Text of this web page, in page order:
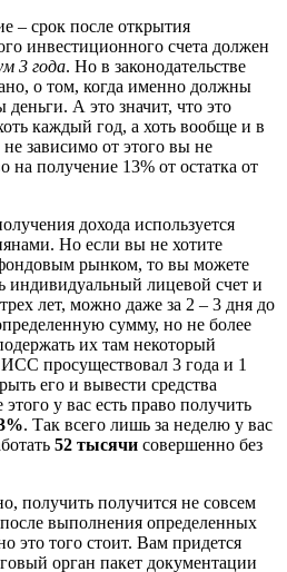
– срок после открытия
инвестиционного счета должен
3 года. Но в законодательстве
о том, когда именно должны
деньги. А это значит, что это
каждый год, а хоть вообще и в
зависимо от этого вы не
на получение 13% от остатка от
дохода используется
Но если вы не хотите
фондовым рынком, то вы можете
индивидуальный лицевой счет и
лет, можно даже за 2 – 3 дня до
сумму, но не более
их там некоторый
просуществовал 3 года и 1
его и вывести средства
у вас есть право получить
. Так всего лишь за неделю у вас
52 тысячи совершенно без
получить получится не совсем
после выполнения определенных
это того стоит. Вам придется
орган пакет документации